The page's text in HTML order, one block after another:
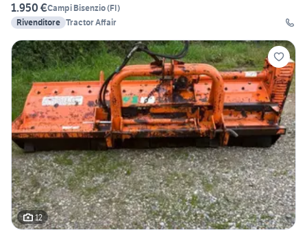
1.950 €Campi Bisenzio(FI)
Rivenditore Tractor Affair
12